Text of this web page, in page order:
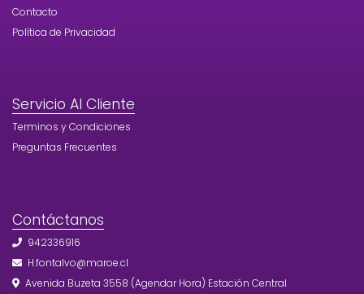
Contacto
Política de Privacidad
Servicio Al Cliente
Terminos y Condiciones
Preguntas Frecuentes
Contáctanos
942336916
H.fontalvo@maroe.cl
Avenida Buzeta 3558 (Agendar Hora) Estación Central